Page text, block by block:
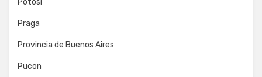
Potosí
Praga
Provincia de Buenos Aires
Pucon